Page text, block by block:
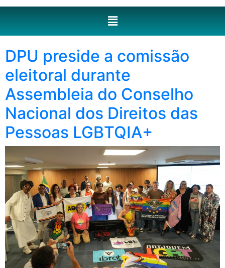
DPU preside a comissão
eleitoral durante
Assembleia do Conselho
Nacional dos Direitos das
Pessoas LGBTQIA+